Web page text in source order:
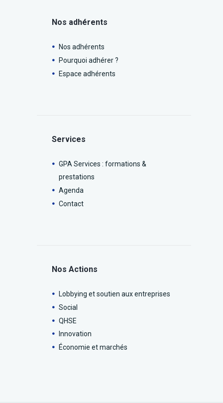
Nos adhérents
Nos adhérents
Pourquoi adhérer ?
Espace adhérents
Services
GPA Services : formations &
prestations
Agenda
Contact
Nos Actions
Lobbying et soutien aux entreprises
Social
QHSE
Innovation
Économie et marchés